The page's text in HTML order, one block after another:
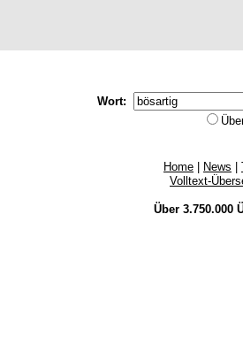
Wort:
Home News
Volltext-
Über 3.750.000